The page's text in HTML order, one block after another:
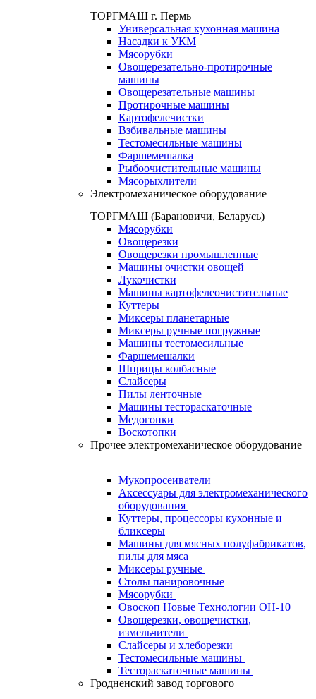
ТОРГМАШ г. Пермь
Универсальная кухонная машина
Насадки к УКМ
Мясорубки
Овощерезательно-протирочные
машины
Овощерезательные машины
Протирочные машины
Картофелечистки
Взбивальные машины
Тестомесильные машины
Фаршемешалка
Рыбоочистительные машины
Мясорыхлители
Электромеханическое оборудование
ТОРГМАШ (Барановичи, Беларусь)
Мясорубки
Овощерезки
Овощерезки промышленные
Машины очистки овощей
Лукочистки
Машины картофелеочистительные
Куттеры
Миксеры планетарные
Миксеры ручные погружные
Машины тестомесильные
Фаршемешалки
Шприцы колбасные
Слайсеры
Пилы ленточные
Машины тестораскаточные
Медогонки
Воскотопки
Прочее электромеханическое оборудование
Мукопросеиватели
Аксессуары для электромеханического
оборудования
Куттеры, процессоры кухонные и
бликсеры
Машины для мясных полуфабрикатов,
пилы для мяса
Миксеры ручные
Столы панировочные
Мясорубки
Овоскоп Новые Технологии ОН-10
Овощерезки, овощечистки,
измельчители
Слайсеры и хлеборезки
Тестомесильные машины
Тестораскаточные машины
Гродненский завод торгового